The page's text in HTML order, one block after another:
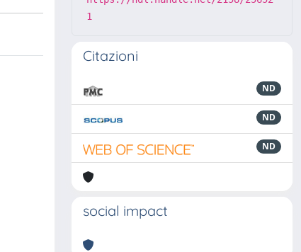
1
Citazioni
ND
ND
ND
social impact